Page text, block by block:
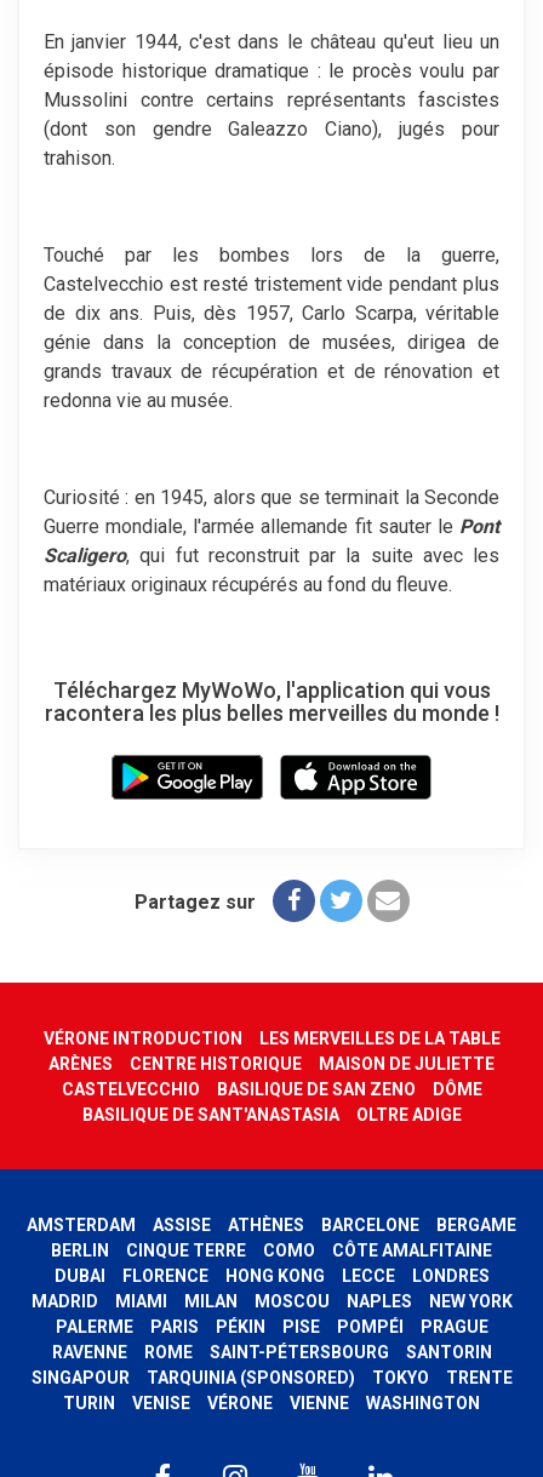
En janvier 1944, c'est dans le château qu'eut lieu un
épisode historique dramatique : le procès voulu par
Mussolini contre certains représentants fascistes
(dont son gendre Galeazzo Ciano), jugés pour
trahison.
Touché par les bombes lors de la guerre,
Castelvecchio est resté tristement vide pendant plus
de dix ans. Puis, dès 1957, Carlo Scarpa, véritable
génie dans la conception de musées, dirigea de
grands travaux de récupération et de rénovation et
redonna vie au musée.
Curiosité : en 1945, alors que se terminait la Seconde
Guerre mondiale, l'armée allemande fit sauter le Pont
Scaligero, qui fut reconstruit par la suite avec les
matériaux originaux récupérés au fond du fleuve.
Téléchargez MyWoWo, l'application qui vous
racontera les plus belles merveilles du monde !
Partagez sur
VÉRONE INTRODUCTION
LES MERVEILLES DE LA TABLE
ARÈNES
CENTRE HISTORIQUE
MAISON DE JULIETTE
CASTELVECCHIO
BASILIQUE DE SAN ZENO
DÔME
BASILIQUE DE SANT'ANASTASIA
OLTRE ADIGE
AMSTERDAM ASSISE ATHÈNES BARCELONE
BERGAME
BERLIN
CINQUE TERRE COMO
CÔTE AMALFITAINE
DUBAI
FLORENCE HONG KONG LECCE
LONDRES
MADRID
MIAMI MILAN MOSCOU NAPLES
NEW YORK
PALERME
PARIS PÉKIN PISE POMPÉI
PRAGUE
RAVENNE
ROME SAINT-PÉTERSBOURG
SANTORIN
SINGAPOUR
TARQUINIA (SPONSORED) TOKYO
TRENTE
TURIN
VENISE VÉRONE VIENNE WASHINGTON